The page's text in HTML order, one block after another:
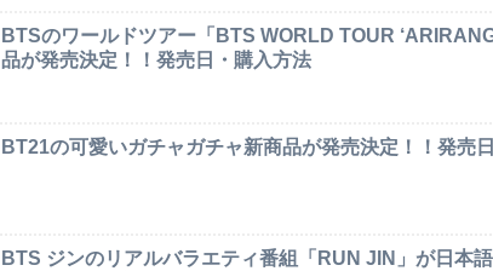
BTSのワールドツアー「BTS WORLD TOUR
品が発売決定！！発売日・購入方法
BT21の可愛いガチャガチャ新商品が発売決定！！発売
BTS ジンのリアルバラエティ番組「RUN JIN」が日本